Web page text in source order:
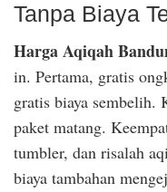
Tanpa Biaya
Harga Aqiqah
in. Pertama, gratis
gratis biaya sembelih.
paket matang.
tumbler, dan risalah
biaya tambahan